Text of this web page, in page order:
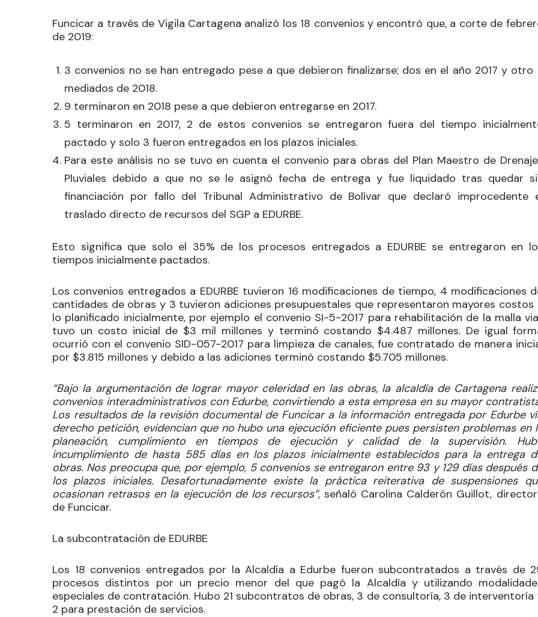
Funcicar a través de Vigila Cartagena analizó los 18 convenios y encontró que, a corte de
de 2019:
3 convenios no se han entregado pese a que debieron finalizarse; dos en el año 2017 y otro
mediados de 2018.
9 terminaron en 2018 pese a que debieron entregarse en 2017.
5 terminaron en 2017, 2 de estos convenios se entregaron fuera del tiempo
pactado y solo 3 fueron entregados en los plazos iniciales.
Para este análisis no se tuvo en cuenta el convenio para obras del Plan Maestro de
Pluviales debido a que no se le asignó fecha de entrega y fue liquidado tras quedar
financiación por fallo del Tribunal Administrativo de Bolívar que declaró improcedente
traslado directo de recursos del SGP a EDURBE.
Esto significa que solo el 35% de los procesos entregados a EDURBE se entregaron en
tiempos inicialmente pactados.
Los convenios entregados a EDURBE tuvieron 16 modificaciones de tiempo, 4 modificaciones
cantidades de obras y 3 tuvieron adiciones presupuestales que representaron mayores costos
lo planificado inicialmente, por ejemplo el convenio SI-5-2017 para rehabilitación de la malla
tuvo un costo inicial de $3 mil millones y terminó costando $4.487 millones. De igual
ocurrió con el convenio SID-057-2017 para limpieza de canales, fue contratado de manera
por $3.815 millones y debido a las adiciones terminó costando $5.705 millones.
“Bajo la argumentación de lograr mayor celeridad en las obras, la alcaldía de Cartagena
convenios interadministrativos con Edurbe, convirtiendo a esta empresa en su mayor
Los resultados de la revisión documental de Funcicar a la información entregada por Edurbe
derecho petición, evidencian que no hubo una ejecución eficiente pues persisten problemas en
planeación, cumplimiento en tiempos de ejecución y calidad de la supervisión.
incumplimiento de hasta 585 días en los plazos inicialmente establecidos para la entrega
obras. Nos preocupa que, por ejemplo, 5 convenios se entregaron entre 93 y 129 días después
los plazos iniciales. Desafortunadamente existe la práctica reiterativa de suspensiones
ocasionan retrasos en la ejecución de los recursos”,señaló Carolina Calderón Guillot,
de Funcicar.
La subcontratación de EDURBE
Los 18 convenios entregados por la Alcaldía a Edurbe fueron subcontratados a través de
procesos distintos por un precio menor del que pagó la Alcaldía y utilizando
especiales de contratación. Hubo 21 subcontratos de obras, 3 de consultoría, 3 de interventoría
2 para prestación de servicios.